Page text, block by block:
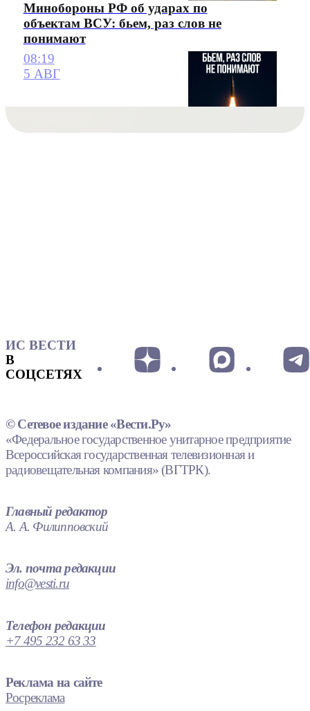
Минобороны РФ об ударах по
объектам ВСУ: бьем, раз слов не
понимают
08:19
5 АВГ
ИС ВЕСТИ
В
СОЦСЕТЯХ
© Сетевое издание «Вести.Ру»
«Федеральное государственное унитарное предприятие
Всероссийская государственная телевизионная и
радиовещательная компания» (ВГТРК).
Главный редактор
А. А. Филипповский
Эл. почта редакции
info@vesti.ru
Телефон редакции
+7 495 232 63 33
Реклама на сайте
Росреклама